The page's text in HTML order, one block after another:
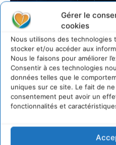
Gérer le
cookies
Nous utilisons des technologies
stocker et/ou accéder aux
Nous le faisons pour améliorer
Consentir à ces technologies
données telles que le
uniques sur ce site. Le fait de
consentement peut avoir un
fonctionnalités et